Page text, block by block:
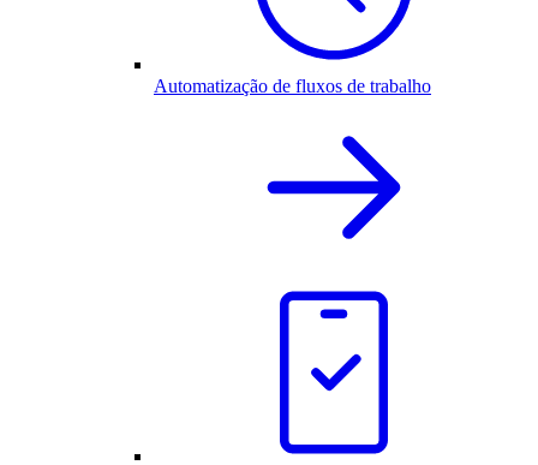
Automatização de fluxos de trabalho